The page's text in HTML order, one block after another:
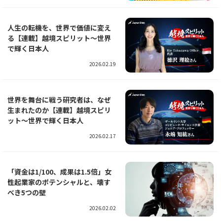
人生の転機を、世界で価値に変え
る【連載】越境スピリット～世界
で輝く日本人
2026.02.19
世界を舞台に戦う研究者は、なぜ
生まれたのか【連載】越境スピリ
ット～世界で輝く日本人
2026.02.17
「資金は1/100、成果は1.5倍」女
性起業家のポテンシャルと、壊す
べき5つの壁
2026.02.02